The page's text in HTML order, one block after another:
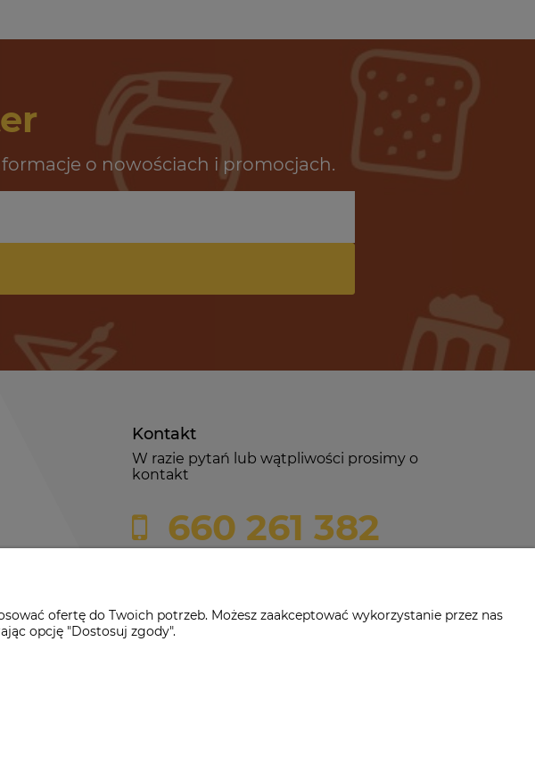
o nowościach i promocjach.
Kontakt
W razie pytań lub wątpliwości prosimy o
kontakt
660 261 382
|tel: 660-261-382
ofertę do Twoich potrzeb. Możesz zaakceptować wykorzystanie przez nas
opcję "Dostosuj zgody".